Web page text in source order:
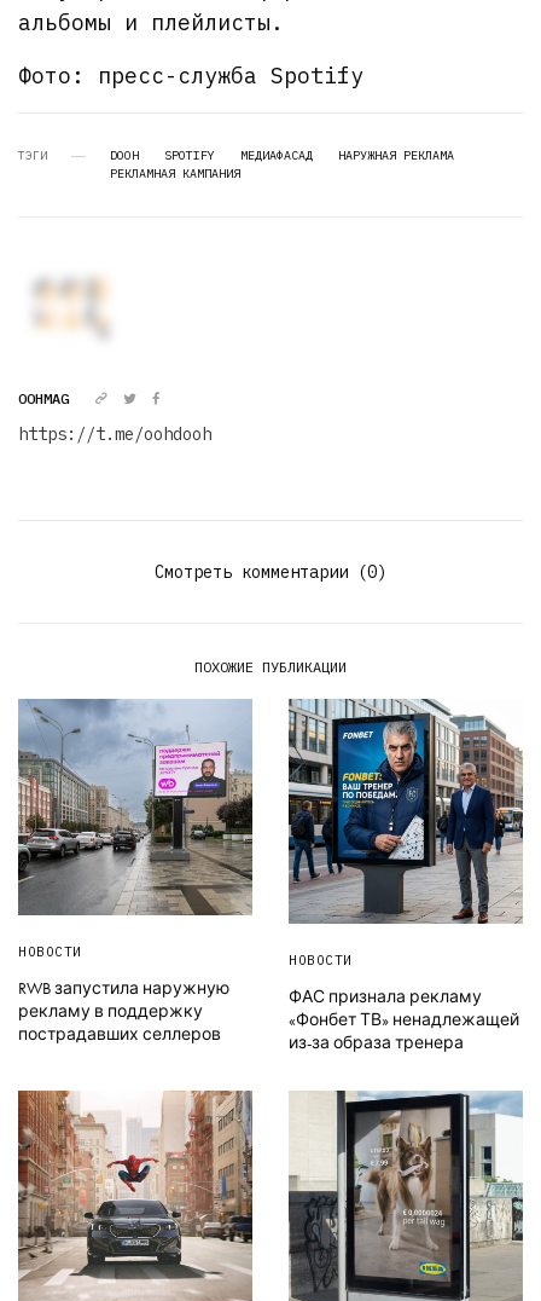
альбомы и плейлисты.
Фото: пресс-служба Spotify
ТЭГИ DOOH SPOTIFY МЕДИАФАСАД
НАРУЖНАЯ РЕКЛАМА
РЕКЛАМНАЯ КАМПАНИЯ
OOHMAG
https://t.me/oohdooh
Смотреть комментарии (0)
ПОХОЖИЕ ПУБЛИКАЦИИ
НОВОСТИ
RWB запустила наружную
рекламу в поддержку
пострадавших селлеров
НОВОСТИ
ФАС признала рекламу
«Фонбет ТВ» ненадлежащей
из-за образа тренера